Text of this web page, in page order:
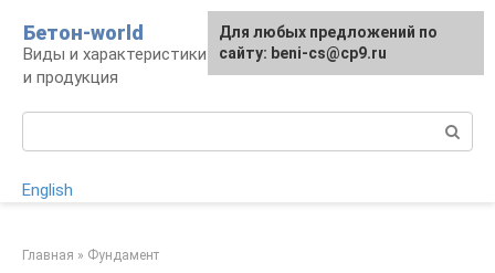
контенту
Бетон-world
Виды и характеристики бетона, конструкции
и продукция
English
Главная » Фундамент
Для любых предложений по
сайту: beni-cs@cp9.ru